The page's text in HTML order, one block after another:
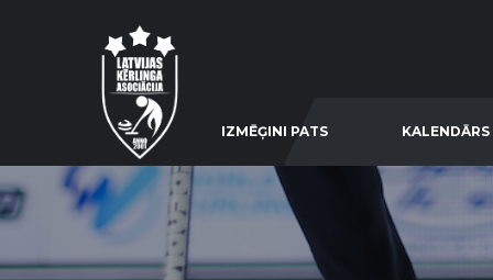
IZMĒĢINI PATS KALENDĀRS